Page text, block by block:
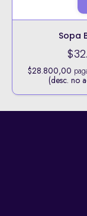
Sopa
$28.800,00
(desc. no